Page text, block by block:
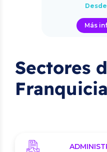
Más
Sectores